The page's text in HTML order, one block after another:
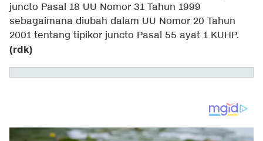
juncto Pasal 18 UU Nomor 31 Tahun 1999
sebagaimana diubah dalam UU Nomor 20 Tahun
2001 tentang tipikor juncto Pasal 55 ayat 1 KUHP.
(rdk)